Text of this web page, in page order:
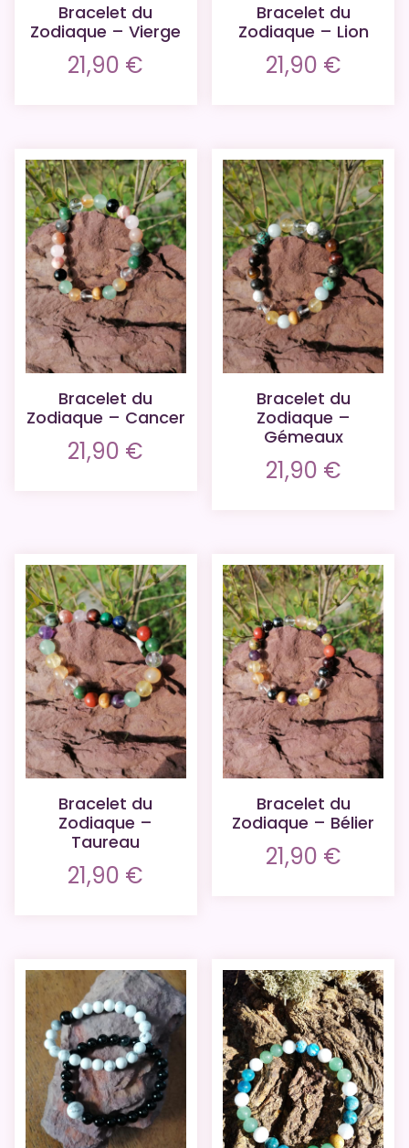
Bracelet du
Zodiaque – Vierge
21,90 €
Bracelet du
Zodiaque – Lion
21,90 €
Bracelet du
Zodiaque – Cancer
21,90 €
Bracelet du
Zodiaque –
Gémeaux
21,90 €
Bracelet du
Zodiaque –
Taureau
21,90 €
Bracelet du
Zodiaque – Bélier
21,90 €